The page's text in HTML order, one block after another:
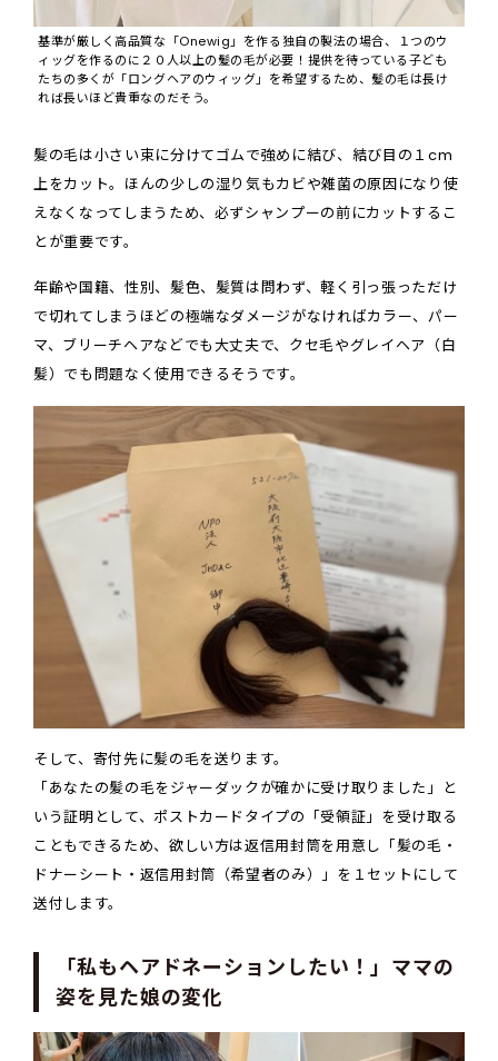
基準が厳しく高品質な「Onewig」を作る独自の製法の場合、１つのウ
ィッグを作るのに２０人以上の髪の毛が必要！提供を待っている子ども
たちの多くが「ロングヘアのウィッグ」を希望するため、髪の毛は長け
れば長いほど貴重なのだそう。
髪の毛は小さい束に分けてゴムで強めに結び、結び目の１cm
上をカット。ほんの少しの湿り気もカビや雑菌の原因になり使
えなくなってしまうため、必ずシャンプーの前にカットするこ
とが重要です。
年齢や国籍、性別、髪色、髪質は問わず、軽く引っ張っただけ
で切れてしまうほどの極端なダメージがなければカラー、パー
マ、ブリーチヘアなどでも大丈夫で、クセ毛やグレイヘア（白
髪）でも問題なく使用できるそうです。
そして、寄付先に髪の毛を送ります。
「あなたの髪の毛をジャーダックが確かに受け取りました」と
いう証明として、ポストカードタイプの「受領証」を受け取る
こともできるため、欲しい方は返信用封筒を用意し「髪の毛・
ドナーシート・返信用封筒（希望者のみ）」を１セットにして
送付します。
「私もヘアドネーションしたい！」ママの
姿を見た娘の変化